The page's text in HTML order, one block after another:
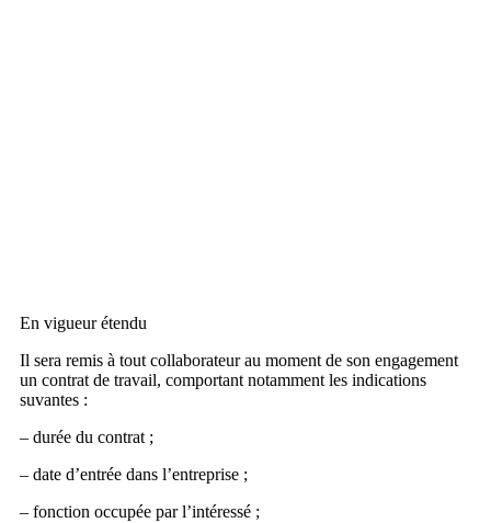
En vigueur étendu
Il sera remis à tout collaborateur au moment de son engagement
un contrat de travail, comportant notamment les indications
suvantes :
– durée du contrat ;
– date d’entrée dans l’entreprise ;
– fonction occupée par l’intéressé ;